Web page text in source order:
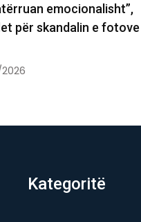
të reja hedhin dritë mbi
Tupac Shakur
2026
Kategoritë